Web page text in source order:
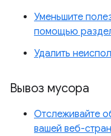
Уменьшите
помощью
Удалить
Вывоз мусора
Отслеживайте
вашей веб-